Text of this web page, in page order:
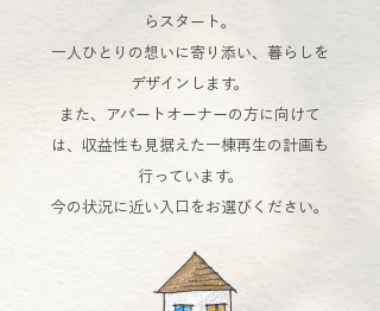
らスタート。
一人ひとりの想いに寄り添い、暮らしを
デザインします。
また、アパートオーナーの方に向けて
は、収益性も見据えた一棟再生の計画も
行っています。
今の状況に近い入口をお選びください。